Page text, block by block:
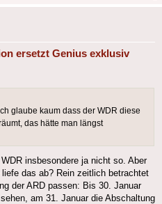
ersetzt Genius exklusiv
glaube kaum dass der WDR diese
das hätte man längst
insbesondere ja nicht so. Aber
das ab? Rein zeitlich betrachtet
der ARD passen: Bis 30. Januar
am 31. Januar die Abschaltung